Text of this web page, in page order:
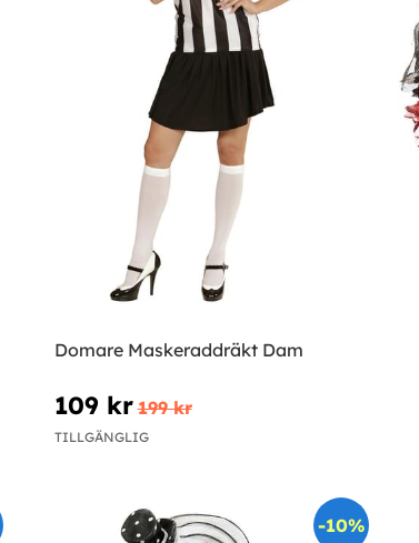
Domare Maskeraddräkt Dam
109 kr 199 kr
TILLGÄNGLIG
-10%